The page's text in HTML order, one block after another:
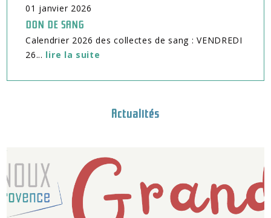
01 janvier 2026
DON DE SANG
Calendrier 2026 des collectes de sang : VENDREDI
26... lire la suite
Actualités